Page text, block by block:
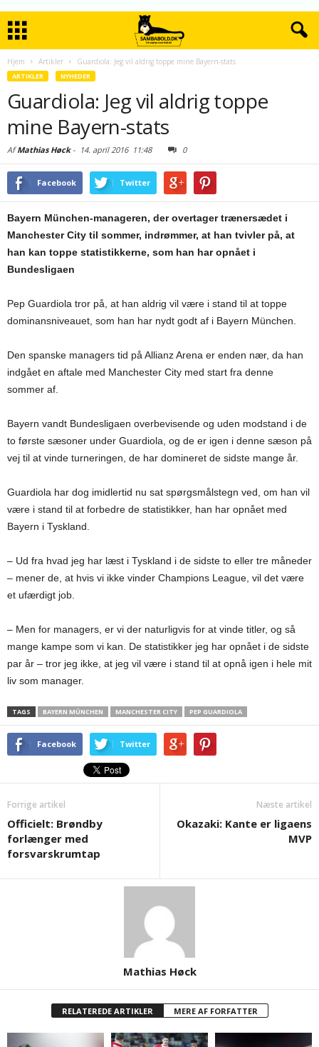
Hjem Artikler Guardiola: Jeg vil aldrig toppe mine Bayern-stats
ARTIKLER NYHEDER
Guardiola: Jeg vil aldrig toppe
mine Bayern-stats
AfMathias Høck- 14. april 201611:48 0
Facebook Twitter
Bayern München-manageren, der overtager trænersædet i
Manchester City til sommer, indrømmer, at han tvivler på, at
han kan toppe statistikkerne, som han har opnået i
Bundesligaen
Pep Guardiola tror på, at han aldrig vil være i stand til at toppe
dominansniveauet, som han har nydt godt af i Bayern München.
Den spanske managers tid på Allianz Arena er enden nær, da han
indgået en aftale med Manchester City med start fra denne
sommer af.
Bayern vandt Bundesligaen overbevisende og uden modstand i de
to første sæsoner under Guardiola, og de er igen i denne sæson på
vej til at vinde turneringen, de har domineret de sidste mange år.
Guardiola har dog imidlertid nu sat spørgsmålstegn ved, om han vil
være i stand til at forbedre de statistikker, han har opnået med
Bayern i Tyskland.
– Ud fra hvad jeg har læst i Tyskland i de sidste to eller tre måneder
– mener de, at hvis vi ikke vinder Champions League, vil det være
et ufærdigt job.
– Men for managers, er vi der naturligvis for at vinde titler, og så
mange kampe som vi kan. De statistikker jeg har opnået i de sidste
par år – tror jeg ikke, at jeg vil være i stand til at opnå igen i hele mit
liv som manager.
TAGS BAYERN MÜNCHEN MANCHESTER CITY PEP GUARDIOLA
Facebook Twitter
Forrige artikel
Officielt: Brøndby
forlænger med
forsvarskrumtap
Næste artikel
Okazaki: Kante er ligaens
MVP
Mathias Høck
RELATEREDE ARTIKLER MERE AF FORFATTER